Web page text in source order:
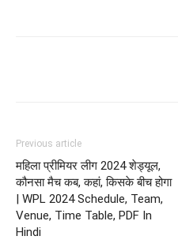
Previous article
महिला प्रीमियर लीग 2024 शेड्यूल,
कौनसा मैच कब, कहां, किसके बीच होगा
| WPL 2024 Schedule, Team,
Venue, Time Table, PDF In
Hindi